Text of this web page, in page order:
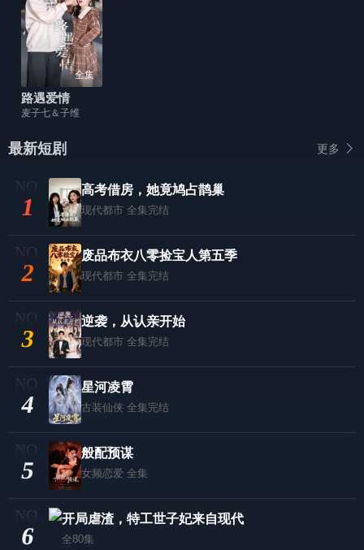
全集
路遇爱情
麦子七＆子维
最新短剧 更多
1
高考借房，她竟鸠占鹊巢
现代都市 全集完结
2
废品布衣八零捡宝人第五季
现代都市 全集完结
3
逆袭，从认亲开始
现代都市 全集完结
4
星河凌霄
古装仙侠 全集完结
5
般配预谋
女频恋爱 全集
6
开局虐渣，特工世子妃来自现代
全80集